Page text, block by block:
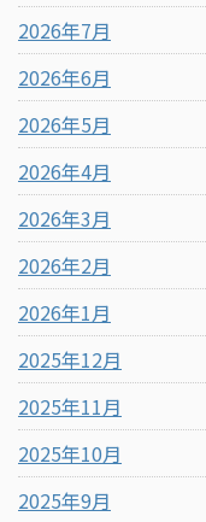
2026年7月
2026年6月
2026年5月
2026年4月
2026年3月
2026年2月
2026年1月
2025年12月
2025年11月
2025年10月
2025年9月